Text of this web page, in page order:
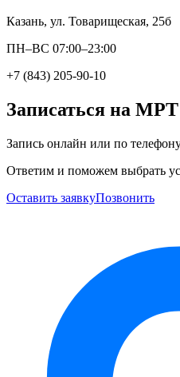
Казань, ул. Товарищеская, 25б
ПН–ВС 07:00–23:00
+7 (843) 205-90-10
Записаться на
Запись онлайн или по
Ответим и поможем выбрать
Оставить заявкуПозвонить